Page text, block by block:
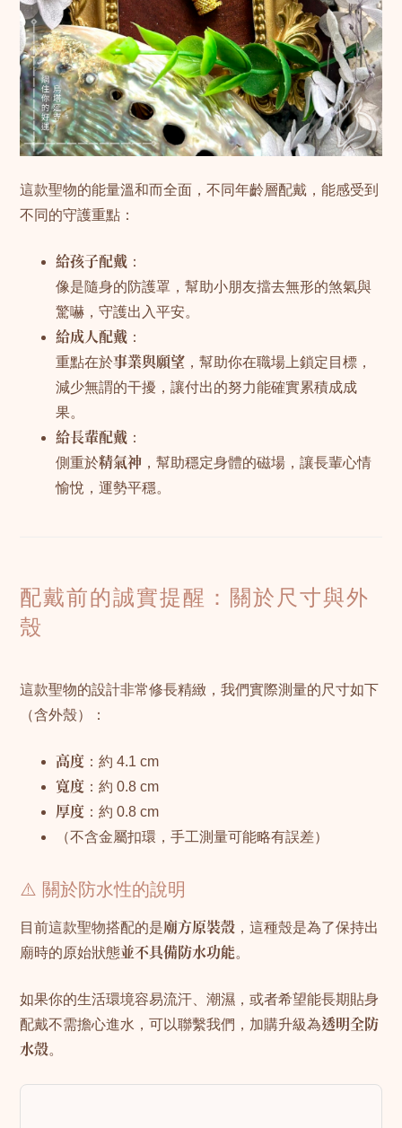
這款聖物的能量溫和而全面，不同年齡層配戴，能感受到
不同的守護重點：
給孩子配戴 ：
像是隨身的防護罩，幫助小朋友擋去無形的煞氣與
驚嚇，守護出入平安。
給成人配戴 ：
重點在於事業與願望 ，幫助你在職場上鎖定目標，
減少無謂的干擾，讓付出的努力能確實累積成成
果。
給長輩配戴 ：
側重於精氣神 ，幫助穩定身體的磁場，讓長輩心情
愉悅，運勢平穩。
配戴前的誠實提醒：關於尺寸與外
殼
這款聖物的設計非常修長精緻，我們實際測量的尺寸如下
（含外殼）：
高度 ：約 4.1 cm
寬度 ：約 0.8 cm
厚度 ：約 0.8 cm
（不含金屬扣環，手工測量可能略有誤差）
⚠️ 關於防水性的說明
目前這款聖物搭配的是廟方原裝殼 ，這種殼是為了保持出
廟時的原始狀態並不具備防水功能。
如果你的生活環境容易流汗、潮濕，或者希望能長期貼身
配戴不需擔心進水，可以聯繫我們，加購升級為透明全防
水殼。